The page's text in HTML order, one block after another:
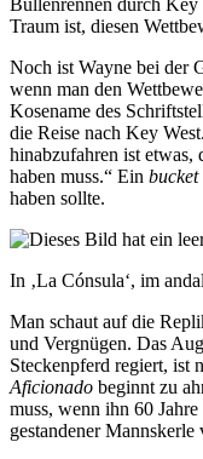
Bullenrennen durch Key
Traum ist, diesen
Noch ist Wayne bei der
wenn man den
Kosename des
die Reise nach Key
hinabzufahren ist etwas,
haben muss.“ Ein bucket
haben sollte.
In ‚La Cónsula‘, im
Man schaut auf die
und Vergnügen. Das
Steckenpferd regiert, ist
Aficionado beginnt zu
muss, wenn ihn 60
gestandener